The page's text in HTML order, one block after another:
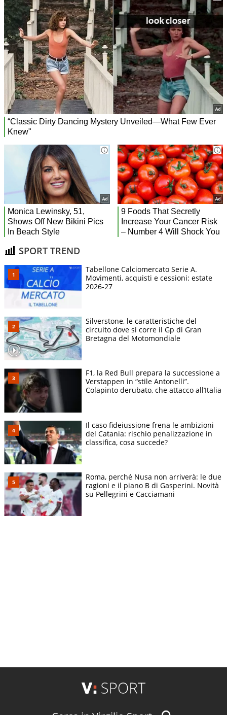
SPORT TREND
Tabellone Calciomercato Serie A.
Movimenti, acquisti e cessioni: estate
2026-27
Silverstone, le caratteristiche del
circuito dove si corre il Gp di Gran
Bretagna del Motomondiale
F1, la Red Bull prepara la successione a
Verstappen in “stile Antonelli”.
Colapinto derubato, che attacco all’Italia
Il caso fideiussione frena le ambizioni
del Catania: rischio penalizzazione in
classifica, cosa succede?
Roma, perché Nusa non arriverà: le due
ragioni e il piano B di Gasperini. Novità
su Pellegrini e Cacciamani